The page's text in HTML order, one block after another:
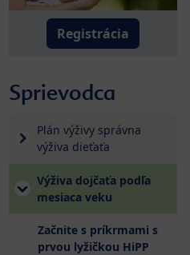
Registrácia
Sprievodca
Plán výživy správna
výživa dieťaťa
Výživa dojčaťa podľa
mesiaca veku
Začnite s príkrmami s
prvou lyžičkou HiPP